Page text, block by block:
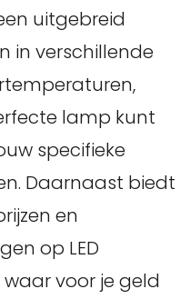
uitgebreid
in verschillende
lamp kunt
specifieke
Daarnaast biedt
en
op LED
voor je geld